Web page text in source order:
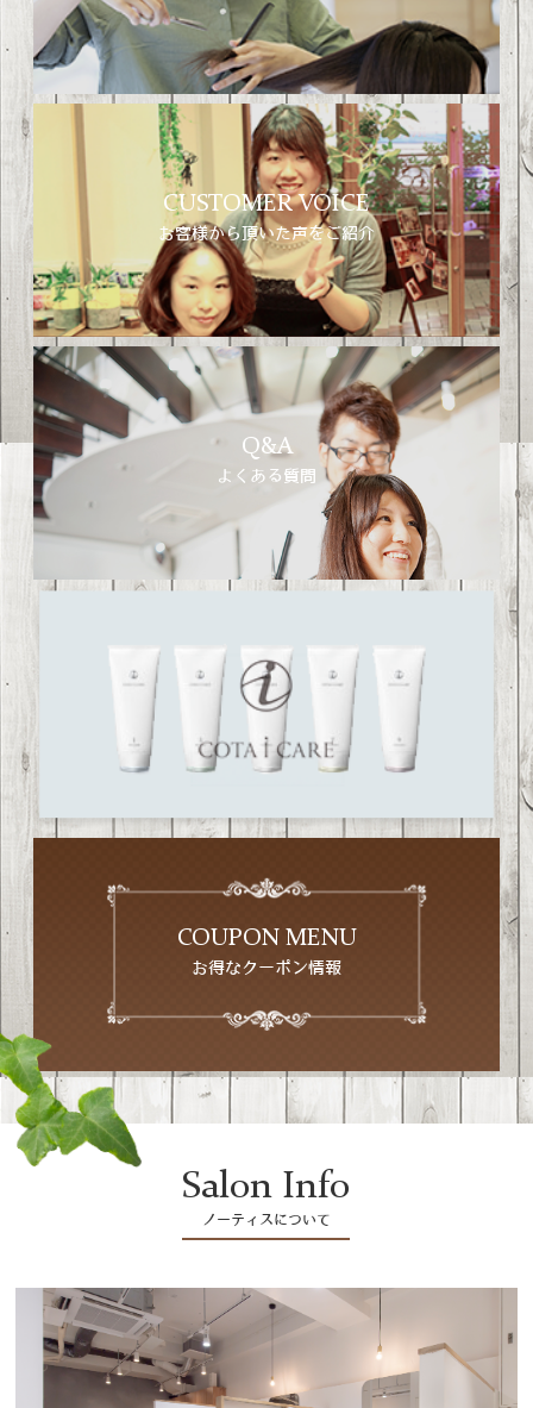
CUSTOMER VOICE
お客様から頂いた声をご紹介
Q&A
よくある質問
COUPON MENU
お得なクーポン情報
Salon Info
ノーティスについて